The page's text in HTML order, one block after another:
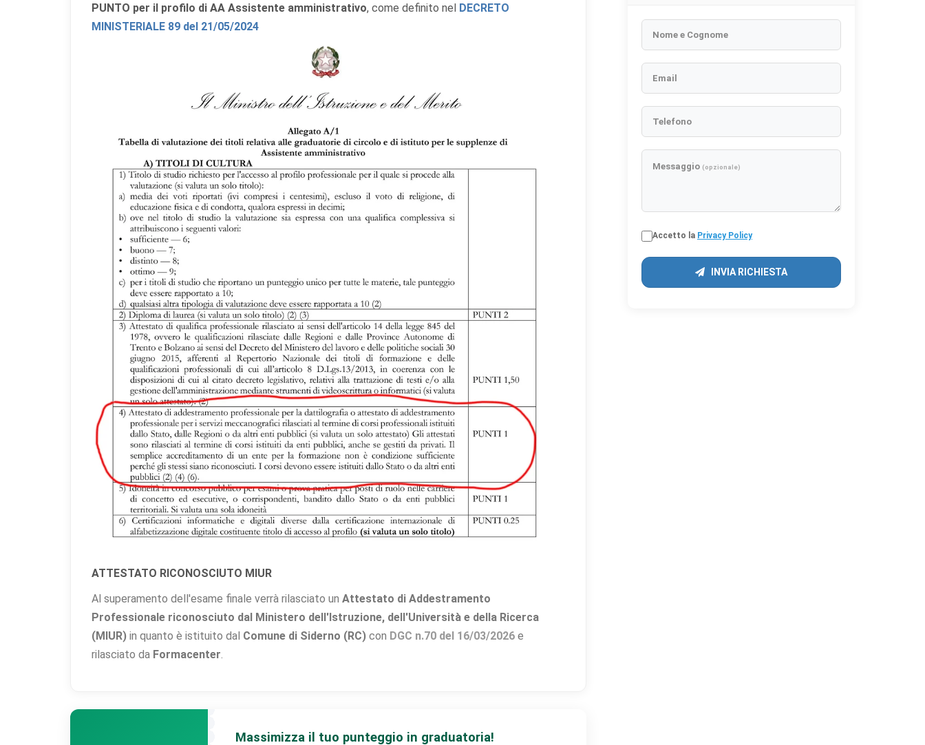
PUNTO per il profilo di AA Assistente amministrativo, come definito nel DECRETO
MINISTERIALE 89 del 21/05/2024
ATTESTATO RICONOSCIUTO MIUR
Al superamento dell'esame finale verrà rilasciato un Attestato di Addestramento
Professionale riconosciuto dal Ministero dell'Istruzione, dell'Università e della Ricerca
(MIUR) in quanto è istituito dal Comune di Siderno (RC) con DGC n.70 del 16/03/2026 e
rilasciato da Formacenter
Massimizza il tuo punteggio in graduatoria!
Nome e Cognome
Email
Telefono
Messaggio (opzionale)
Accetto la Privacy Policy
INVIA RICHIESTA
Scegli quali categorie di cookie vuoi accettare. I cookie necessari sono sempre attivi perché
Cookie necessari
Indispensabili al funzionamento del sito (sessione, sicurezza, preferenze tecniche). Senza di
essi il sito non può funzionare correttamente.
Cookie di preferenze
Permettono al sito di ricordare scelte che modificano l'aspetto o il comportamento (es. lingua,
layout).
Cookie statistici
Aiutano a capire come gli utenti interagiscono con il sito tramite dati raccolti in forma anonima
o aggregata.
pertinenti.
Rifiuta tutti